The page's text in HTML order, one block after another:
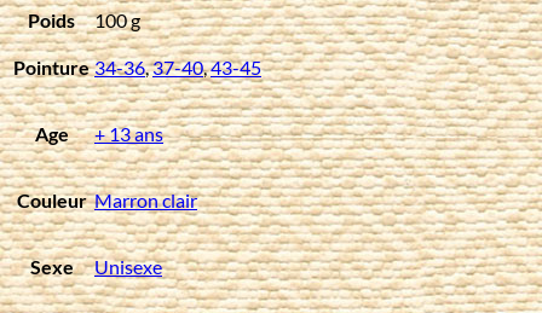
Poids 100 g
Pointure 34-36,37-40,43-45
Age + 13 ans
Couleur Marron clair
Sexe Unisexe